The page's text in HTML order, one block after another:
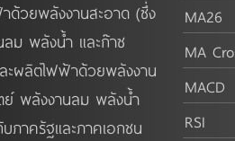
ด้วยพลังงานสะอาด (ซึ่ง
ม พลังน้ำ และก๊าซ
ะผลิตไฟฟ้าด้วยพลังงาน
ย์ พลังงานลม พลังน้ำ
ภาครัฐและภาคเอกชน
MA26
MA
MACD
RSI